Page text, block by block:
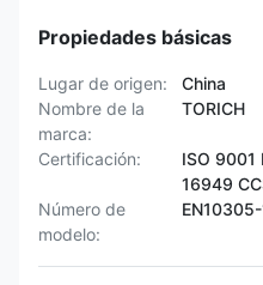
Propiedades básicas
Lugar de origen:
China
Nombre de la
marca:
TORICH
Certificación:
ISO 9001
16949
Número de
modelo:
EN10305-